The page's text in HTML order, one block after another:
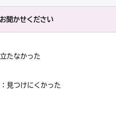
聞かせください
たなかった
見つけにくかった